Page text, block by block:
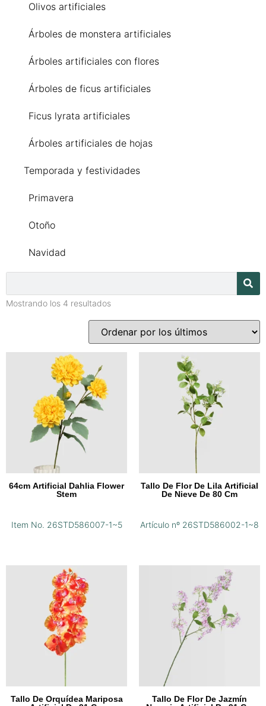
Olivos artificiales
Árboles de monstera artificiales
Árboles artificiales con flores
Árboles de ficus artificiales
Ficus lyrata artificiales
Árboles artificiales de hojas
Temporada y festividades
Primavera
Otoño
Navidad
Mostrando los 4 resultados
64cm Artificial Dahlia Flower
Stem
Item No. 26STD586007-1~5
Tallo De Flor De Lila Artificial
De Nieve De 80 Cm
Artículo nº 26STD586002-1~8
Tallo De Orquídea Mariposa
Tallo De Flor De Jazmín